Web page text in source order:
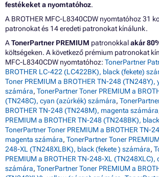
festékeket a nyomtatóhoz.
A BROTHER MFC-L8340CDW nyomtatóhoz 31
patronokat és 14 eredeti patronokat kínálunk.
ATonerPartner PREMIUM patronokkalakár
költségeken. A következő prémium patronokat
MFC-L8340CDW nyomtatóhoz: TonerPartner
BROTHER LC-422 (LC422BK), black (fekete)
Toner PREMIUM a BROTHER TN-248 (TN248Y),
számára, TonerPartner Toner PREMIUM a
(TN248C), cyan (azúrkék) számára,
BROTHER TN-248 (TN248M), magenta számára
PREMIUM a BROTHER TN-248 (TN248BK),
TonerPartner Toner PREMIUM a BROTHER TN-
magenta számára, TonerPartner Toner
248-XL (TN248XLBK), black (fekete ) számára,
PREMIUM a BROTHER TN-248-XL (TN248XLC),
számára, TonerPartner Toner PREMIUM a